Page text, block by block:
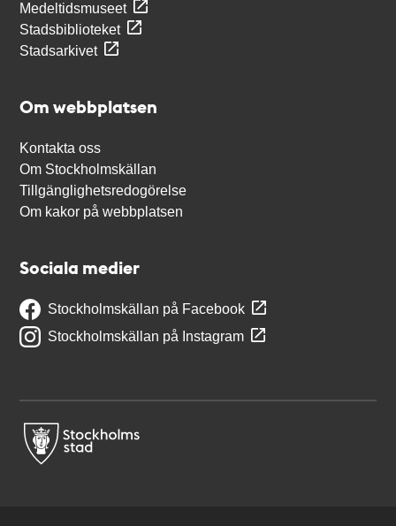
Medeltidsmuseet
Stadsbiblioteket
Stadsarkivet
Om webbplatsen
Kontakta oss
Om Stockholmskällan
Tillgänglighetsredogörelse
Om kakor på webbplatsen
Sociala medier
Stockholmskällan på Facebook
Stockholmskällan på Instagram